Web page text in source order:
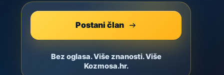
Postani član
Bez oglasa. Više znanosti. Više
Kozmosa.hr.